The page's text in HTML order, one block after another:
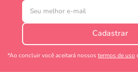
Cadastrar
*Ao concluir você aceitará nossos termos de uso